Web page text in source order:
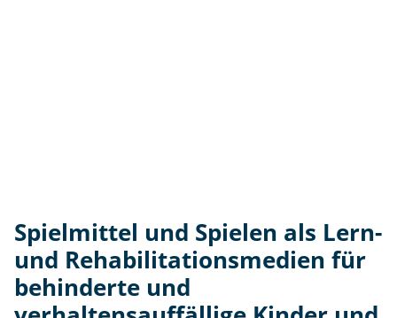
Spielmittel und Spielen als Lern-
und Rehabilitationsmedien für
behinderte und